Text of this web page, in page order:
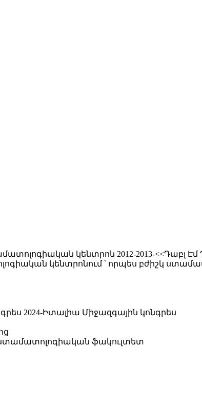
կենտրոն 2012-2013-
կենտրոնում ՝ որպես բժիշկ
2024-Իտալիա Միջազգային կոնգրես
ֆակուլտետ